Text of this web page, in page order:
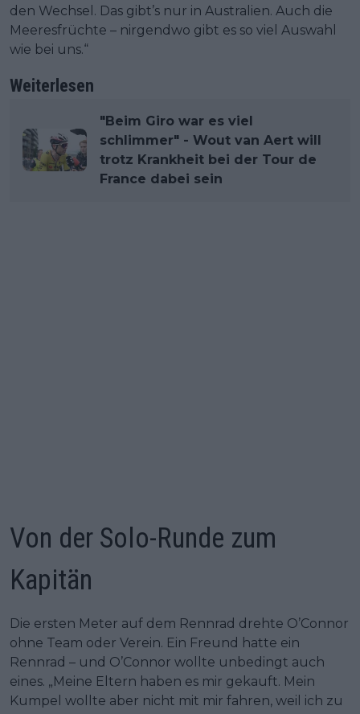
den Wechsel. Das gibt’s nur in Australien. Auch die
Meeresfrüchte – nirgendwo gibt es so viel Auswahl
wie bei uns.“
Weiterlesen
"Beim Giro war es viel
schlimmer" - Wout van Aert will
trotz Krankheit bei der Tour de
France dabei sein
Von der Solo-Runde zum
Kapitän
Die ersten Meter auf dem Rennrad drehte O’Connor
ohne Team oder Verein. Ein Freund hatte ein
Rennrad – und O’Connor wollte unbedingt auch
eines. „Meine Eltern haben es mir gekauft. Mein
Kumpel wollte aber nicht mit mir fahren, weil ich zu